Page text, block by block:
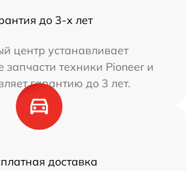
до 3-х лет
центр устанавливает
запчасти техники Pioneer и
гарантию до 3 лет.
доставка